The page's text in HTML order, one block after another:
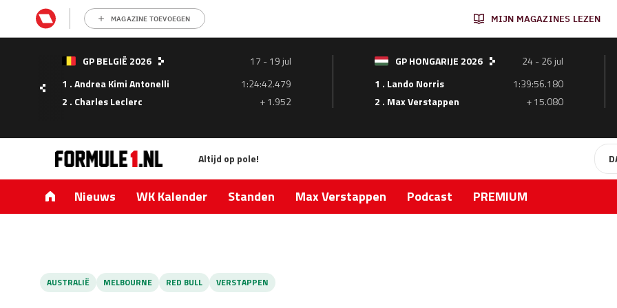
MAGAZINE TOEVOEGEN MIJN MAGAZINES LEZEN
GP BELGIË 2026
17 - 19 jul
1 . Andrea Kimi Antonelli
1:24:42.479
2 . Charles Leclerc
+ 1.952
GP HONGARIJE 2026
24 - 26 jul
1 . Lando Norris
1:39:56.180
2 . Max Verstappen
+ 15.080
Altijd op pole!
Nieuws WK Kalender Standen Max Verstappen Podcast PREMIUM
AUSTRALIË MELBOURNE RED BULL VERSTAPPEN